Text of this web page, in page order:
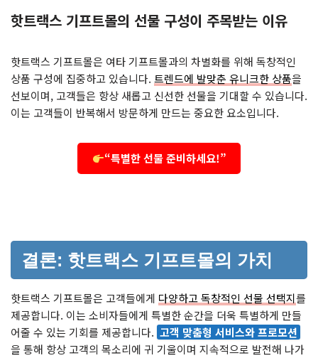
핫트랙스 기프트몰의 선물 구성이 주목받는 이유
핫트랙스 기프트몰은 여타 기프트몰과의 차별화를 위해 독창적인
상품 구성에 집중하고 있습니다. 트렌드에 발맞춘 유니크한 상품을
선보이며, 고객들은 항상 새롭고 신선한 선물을 기대할 수 있습니다.
이는 고객들이 반복해서 방문하게 만드는 중요한 요소입니다.
“특별한 선물 준비하세요!”
결론: 핫트랙스 기프트몰의 가치
핫트랙스 기프트몰은 고객들에게 다양하고 독창적인 선물 선택지를
제공합니다. 이는 소비자들에게 특별한 순간을 더욱 특별하게 만들
어줄 수 있는 기회를 제공합니다. 고객 맞춤형 서비스와 프로모션
을 통해 항상 고객의 목소리에 귀 기울이며 지속적으로 발전해 나가